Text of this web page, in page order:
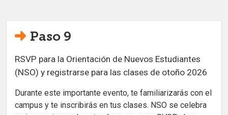
Paso 9
RSVP para la Orientación de Nuevos Estudiantes
(NSO) y registrarse para las clases de otoño 2026
Durante este importante evento, te familiarizarás con el
campus y te inscribirás en tus clases. NSO se celebra